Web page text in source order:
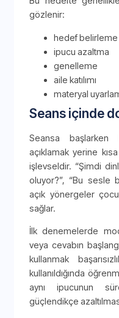
gözlenir:
hedef belirleme
ipucu azaltma
genelleme
aile katılımı
materyal
Seans içinde
Seansa
açıklamak yerine
işlevseldir. “Şimdi
oluyor?”, “Bu sesle
açık yönergeler
sağlar.
İlk denemelerde
veya cevabın
kullanmak
kullanıldığında
aynı ipucunun
güçlendikçe